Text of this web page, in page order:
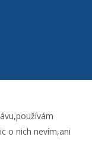
o nich nevím,ani